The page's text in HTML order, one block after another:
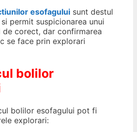
esofagului sunt destul
permit suspicionarea unui
corect, dar confirmarea
se face prin explorari
bolilor
bolilor esofagului pot fi
explorari: